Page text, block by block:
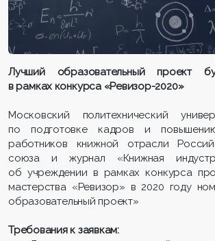
Лучший образовательный проект
в рамках конкурса «Ревизор-2020»
Московский политехнический
по подготовке кадров и
работников книжной отрасли
союза и журнал «Книжная
об учреждении в рамках конкурса
мастерства «Ревизор» в 2020 году
образовательный проект»
Требования к заявкам: